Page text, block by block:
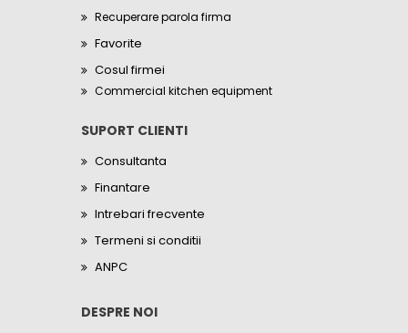
Recuperare parola firma
Favorite
Cosul firmei
Commercial kitchen equipment
SUPORT CLIENTI
Consultanta
Finantare
Intrebari frecvente
Termeni si conditii
ANPC
DESPRE NOI